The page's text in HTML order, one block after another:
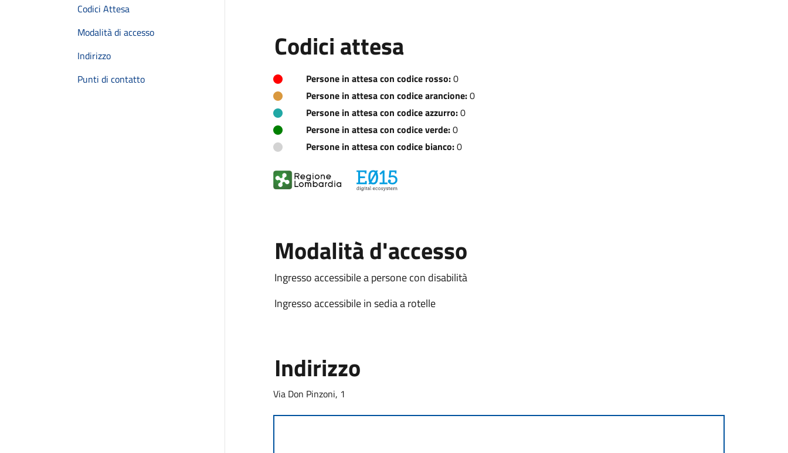
Codici Attesa
Modalità di accesso
Indirizzo
Punti di contatto
Codici attesa
Persone in attesa con codice rosso:0
Persone in attesa con codice arancione:0
Persone in attesa con codice azzurro:0
Persone in attesa con codice verde:0
Persone in attesa con codice bianco:0
Modalità d'accesso
Ingresso accessibile a persone con disabilità
Ingresso accessibile in sedia a rotelle
Indirizzo
Via Don Pinzoni, 1